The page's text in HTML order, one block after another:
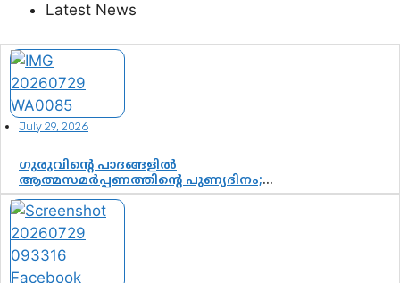
Latest News
July 29, 2026
ഗുരുവിന്റെ പാദങ്ങളിൽ
ആത്മസമർപ്പണത്തിന്റെ പുണ്യദിനം;
മാതാ അമൃതാനന്ദമയി മഠത്തിൽ
ഭക്തിസാന്ദ്രമായി ഗുരുപൂർണിമ
ആഘോഷം